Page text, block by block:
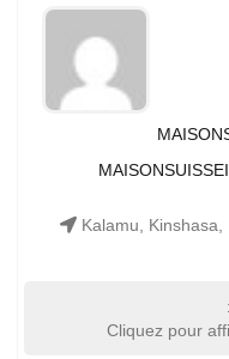
Kalamu, Kinshasa,
Cliquez pour